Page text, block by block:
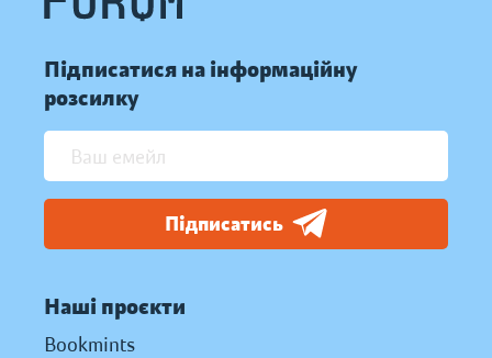
Підписатися на інформаційну
розсилку
Підписатись
Наші проєкти
Bookmints